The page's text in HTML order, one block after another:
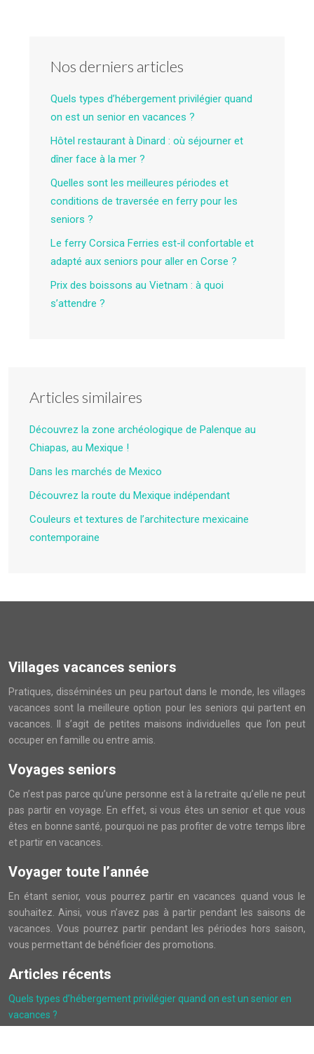
Nos derniers articles
Quels types d’hébergement privilégier quand
on est un senior en vacances ?
Hôtel restaurant à Dinard : où séjourner et
dîner face à la mer ?
Quelles sont les meilleures périodes et
conditions de traversée en ferry pour les
seniors ?
Le ferry Corsica Ferries est-il confortable et
adapté aux seniors pour aller en Corse ?
Prix des boissons au Vietnam : à quoi
s’attendre ?
Articles similaires
Découvrez la zone archéologique de Palenque au
Chiapas, au Mexique !
Dans les marchés de Mexico
Découvrez la route du Mexique indépendant
Couleurs et textures de l’architecture mexicaine
contemporaine
Villages vacances seniors
Pratiques, disséminées un peu partout dans le monde, les villages
vacances sont la meilleure option pour les seniors qui partent en
vacances. Il s’agit de petites maisons individuelles que l’on peut
occuper en famille ou entre amis.
Voyages seniors
Ce n’est pas parce qu’une personne est à la retraite qu’elle ne peut
pas partir en voyage. En effet, si vous êtes un senior et que vous
êtes en bonne santé, pourquoi ne pas profiter de votre temps libre
et partir en vacances.
Voyager toute l’année
En étant senior, vous pourrez partir en vacances quand vous le
souhaitez. Ainsi, vous n’avez pas à partir pendant les saisons de
vacances. Vous pourrez partir pendant les périodes hors saison,
vous permettant de bénéficier des promotions.
Articles récents
Quels types d’hébergement privilégier quand on est un senior en
vacances ?